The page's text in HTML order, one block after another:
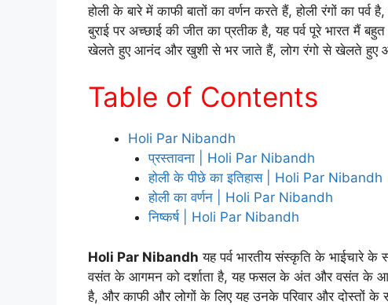
होली के बारे में काफी बातों का वर्णन करते हैं, होली रंगों का
बुराई पर अच्छाई की जीत का प्रतीक है, यह पर्व पूरे भारत मैं
खेलते हुए आनंद और खुशी से भर जाते हैं, लोग रंगो से खेलते हुए
Table of Contents
Holi Par Nibandh
प्रस्तावना | Holi Par Nibandh
होली के पीछे का इतिहास | Holi Par Nibandh
होली का वर्णन | Holi Par Nibandh
निष्कर्ष | Holi Par Nibandh
Holi Par Nibandh यह पर्व भारतीय संस्कृति के भाईचारे के
वसंत के आगमन को दर्शाता है, यह फसल के अंत और वसंत के
है, और काफी और लोगों के लिए यह उनके परिवार और दोस्तों के